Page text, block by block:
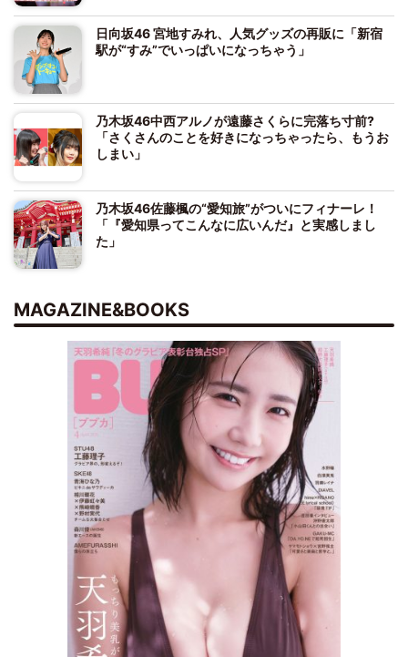
日向坂46 宮地すみれ、人気グッズの再販に「新宿
駅が“すみ”でいっぱいになっちゃう」
乃木坂46中西アルノが遠藤さくらに完落ち寸前?
「さくさんのことを好きになっちゃったら、もうお
しまい」
乃木坂46佐藤楓の“愛知旅”がついにフィナーレ！
「『愛知県ってこんなに広いんだ』と実感しまし
た」
MAGAZINE&BOOKS